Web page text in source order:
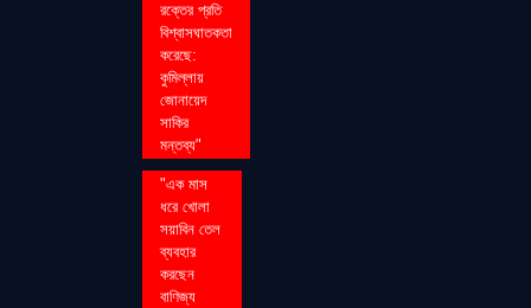
রক্তের প্রতি
বিশ্বাসঘাতকতা
করেছে:
কুমিল্লায়
জোনায়েদ
সাকির
মন্তব্য"
"এক মাস
ধরে খোলা
সয়াবিন তেল
ব্যবহার
করছেন
বাণিজ্য